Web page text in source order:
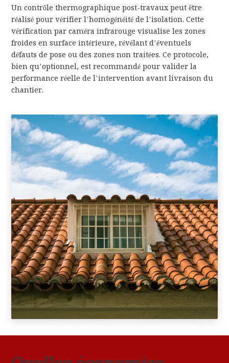
Un contrôle thermographique post-travaux peut être
réalisé pour vérifier l’homogénéité de l’isolation. Cette
vérification par caméra infrarouge visualise les zones
froides en surface intérieure, révélant d’éventuels
défauts de pose ou des zones non traitées. Ce protocole,
bien qu’optionnel, est recommandé pour valider la
performance réelle de l’intervention avant livraison du
chantier.